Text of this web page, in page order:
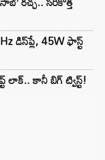
డిస్‌ప్లే, 45W ఫాస్ట్
లాక్.. కానీ బిగ్ ట్విస్ట్!